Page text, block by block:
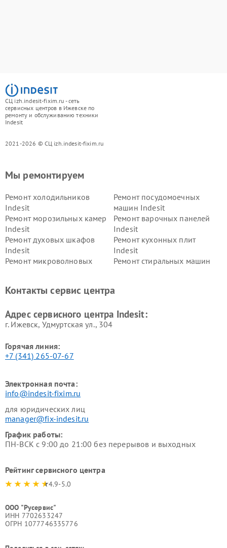
СЦ izh.indesit-fixim.ru - сеть
сервисных центров в Ижевске по
ремонту и обслуживанию техники
Indesit
2021-2026 © СЦ izh.indesit-fixim.ru
Мы ремонтируем
Ремонт холодильников
Indesit
Ремонт посудомоечных
машин Indesit
Ремонт морозильных камер
Indesit
Ремонт варочных панелей
Indesit
Ремонт духовых шкафов
Indesit
Ремонт кухонных плит
Indesit
Ремонт микроволновых
Ремонт стиральных машин
Indesit
Indesit
Контакты сервис центра
Адрес сервисного центра Indesit:
г. Ижевск, Удмуртская ул., 304
Горячая линия:
+7 (341) 265-07-67
Электронная почта:
info@indesit-fixim.ru
для юридических лиц
manager@fix-indesit.ru
График работы:
ПН-ВСК с 9:00 до 21:00 без перерывов и выходных
Рейтинг сервисного центра
4.9-5.0
ООО "Русервис"
ИНН 7702633247
ОГРН 1077746335776